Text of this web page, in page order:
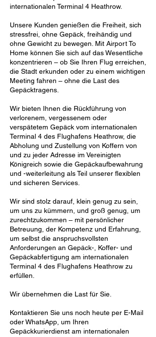
internationalen Terminal 4 Heathrow.
Unsere Kunden genießen die Freiheit, sich
stressfrei, ohne Gepäck, freihändig und
ohne Gewicht zu bewegen. Mit Airport To
Home können Sie sich auf das Wesentliche
konzentrieren – ob Sie Ihren Flug erreichen,
die Stadt erkunden oder zu einem wichtigen
Meeting fahren – ohne die Last des
Gepäcktragens.
Wir bieten Ihnen die Rückführung von
verlorenem, vergessenem oder
verspätetem Gepäck vom internationalen
Terminal 4 des Flughafens Heathrow, die
Abholung und Zustellung von Koffern von
und zu jeder Adresse im Vereinigten
Königreich sowie die Gepäckaufbewahrung
und -weiterleitung als Teil unserer flexiblen
und sicheren Services.
Wir sind stolz darauf, klein genug zu sein,
um uns zu kümmern, und groß genug, um
zurechtzukommen – mit persönlicher
Betreuung, der Kompetenz und Erfahrung,
um selbst die anspruchsvollsten
Anforderungen an Gepäck-, Koffer- und
Gepäckabfertigung am internationalen
Terminal 4 des Flughafens Heathrow zu
erfüllen.
Wir übernehmen die Last für Sie.
Kontaktieren Sie uns noch heute per E-Mail
oder WhatsApp, um Ihren
Gepäckkurierdienst am internationalen